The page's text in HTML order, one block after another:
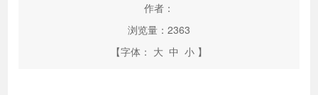
作者：
浏览量： 2363
【字体： 大 中 小 】